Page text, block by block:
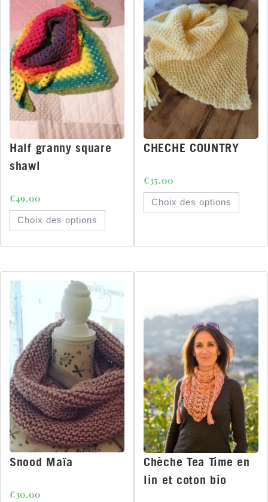
Half granny square
shawl
€49.00
Choix des options
CHECHE COUNTRY
€35.00
Choix des options
Snood Maïa
€30.00
Chèche Tea Time en
lin et coton bio